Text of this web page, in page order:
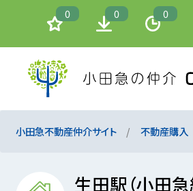
0 0 0
小田急不動産仲介サイト 不動産購入
生田駅（小田